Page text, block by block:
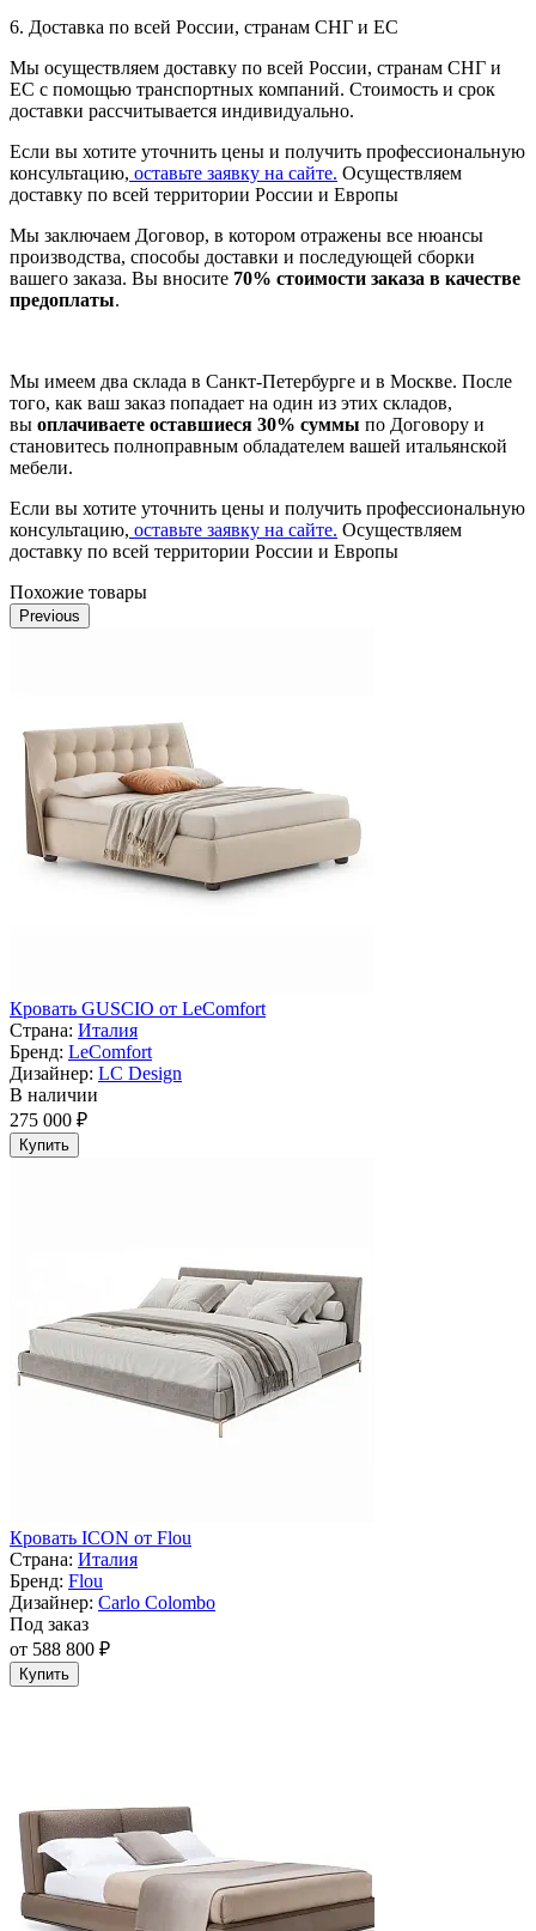
6. Доставка по всей России, странам СНГ и ЕС
Мы осуществляем доставку по всей России, странам СНГ и
ЕС с помощью транспортных компаний. Стоимость и срок
доставки рассчитывается индивидуально.
Если вы хотите уточнить цены и получить профессиональную
консультацию, оставьте заявку на сайте. Осуществляем
доставку по всей территории России и Европы
Мы заключаем Договор, в котором отражены все нюансы
производства, способы доставки и последующей сборки
вашего заказа. Вы вносите 70% стоимости заказа в качестве
предоплаты.
Мы имеем два склада в Санкт-Петербурге и в Москве. После
того, как ваш заказ попадает на один из этих складов,
вы оплачиваете оставшиеся 30% суммы по Договору и
становитесь полноправным обладателем вашей итальянской
мебели.
Если вы хотите уточнить цены и получить профессиональную
консультацию, оставьте заявку на сайте. Осуществляем
доставку по всей территории России и Европы
Похожие товары
Previous
Кровать GUSCIO от LeComfort
Страна: Италия
Бренд: LeComfort
Дизайнер: LC Design
В наличии
275 000 ₽
Купить
Кровать ICON от Flou
Страна: Италия
Бренд: Flou
Дизайнер: Carlo Colombo
Под заказ
от 588 800 ₽
Купить